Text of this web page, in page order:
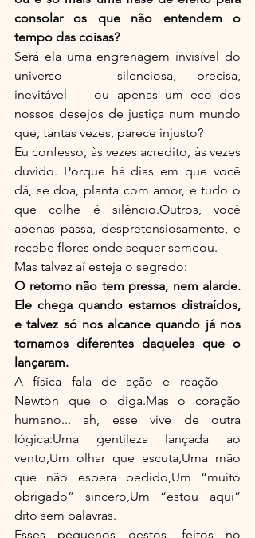
consolar os que não entendem o
tempo das coisas?
Será ela uma engrenagem invisível do
universo — silenciosa, precisa,
inevitável — ou apenas um eco dos
nossos desejos de justiça num mundo
que, tantas vezes, parece injusto?
Eu confesso, às vezes acredito, às vezes
duvido. Porque há dias em que você
dá, se doa, planta com amor, e tudo o
que colhe é silêncio.Outros, você
apenas passa, despretensiosamente, e
recebe flores onde sequer semeou.
Mas talvez aí esteja o segredo:
O retorno não tem pressa, nem alarde.
Ele chega quando estamos distraídos,
e talvez só nos alcance quando já nos
tornamos diferentes daqueles que o
lançaram.
A física fala de ação e reação —
Newton que o diga.Mas o coração
humano... ah, esse vive de outra
lógica:Uma gentileza lançada ao
vento,Um olhar que escuta,Uma mão
que não espera pedido,Um “muito
obrigado” sincero,Um “estou aqui”
dito sem palavras.
Esses pequenos gestos, feitos no